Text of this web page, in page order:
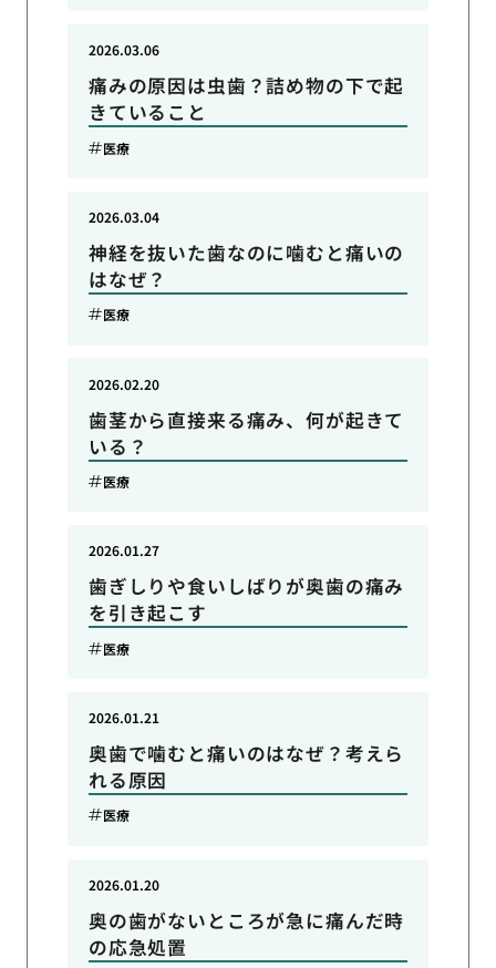
痛みの原因は虫歯？詰め物の下で起
きていること
2026.03.06
医療
神経を抜いた歯なのに噛むと痛いの
はなぜ？
2026.03.04
医療
歯茎から直接来る痛み、何が起きて
いる？
2026.02.20
医療
歯ぎしりや食いしばりが奥歯の痛み
を引き起こす
2026.01.27
医療
奥歯で噛むと痛いのはなぜ？考えら
れる原因
2026.01.21
医療
奥の歯がないところが急に痛んだ時
の応急処置
2026.01.20